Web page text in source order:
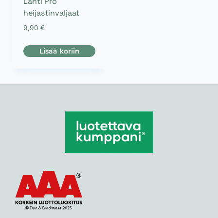
heijastinvaljaat
9,90 €
Lisää koriin